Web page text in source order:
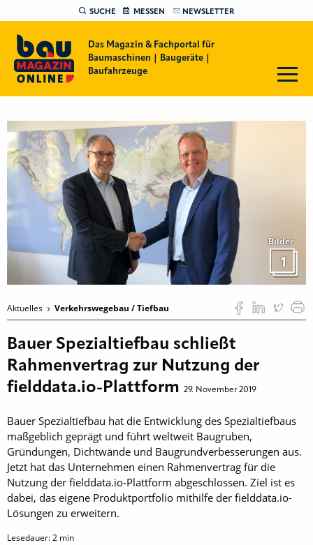
SUCHE MESSEN NEWSLETTER
Das Magazin & Fachportal für
Baumaschinen | Baugeräte |
Baufahrzeuge
Bilder
1
Aktuelles Verkehrswegebau / Tiefbau
Bauer Spezialtiefbau schließt
Rahmenvertrag zur Nutzung der
fielddata.io-Plattform 29. November 2019
Bauer Spezialtiefbau hat die Entwicklung des Spezialtiefbaus
maßgeblich geprägt und führt weltweit Baugruben,
Gründungen, Dichtwände und Baugrundverbesserungen aus.
Jetzt hat das Unternehmen einen Rahmenvertrag für die
Nutzung der fielddata.io-Plattform abgeschlossen. Ziel ist es
dabei, das eigene Produktportfolio mithilfe der fielddata.io-
Lösungen zu erweitern.
Lesedauer:2 min